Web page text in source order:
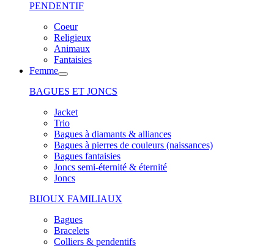
PENDENTIF
Coeur
Religieux
Animaux
Fantaisies
Femme
BAGUES ET JONCS
Jacket
Trio
Bagues à diamants & alliances
Bagues à pierres de couleurs (naissances)
Bagues fantaisies
Joncs semi-éternité & éternité
Joncs
BIJOUX FAMILIAUX
Bagues
Bracelets
Colliers & pendentifs